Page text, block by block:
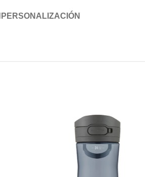
PERSONALIZACIÓN